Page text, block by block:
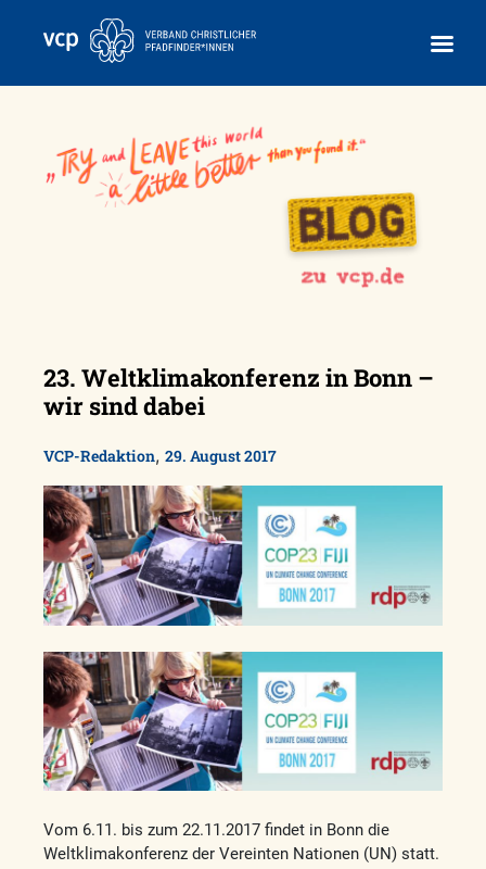
23. Weltklimakonferenz in Bonn –
wir sind dabei
VCP-Redaktion, 29. August 2017
Vom 6.11. bis zum 22.11.2017 findet in Bonn die
Weltklimakonferenz der Vereinten Nationen (UN) statt.